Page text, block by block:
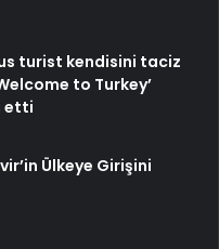
turist kendisini taciz
to Turkey’
etti
Ülkeye Girişini